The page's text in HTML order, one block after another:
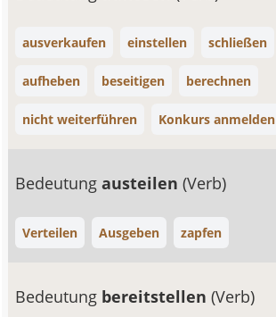
ausverkaufen einstellen schließen
aufheben beseitigen berechnen
nicht weiterführen Konkurs anmelden
Bedeutungausteilen(Verb)
Verteilen Ausgeben zapfen
Bedeutung bereitstellen(Verb)